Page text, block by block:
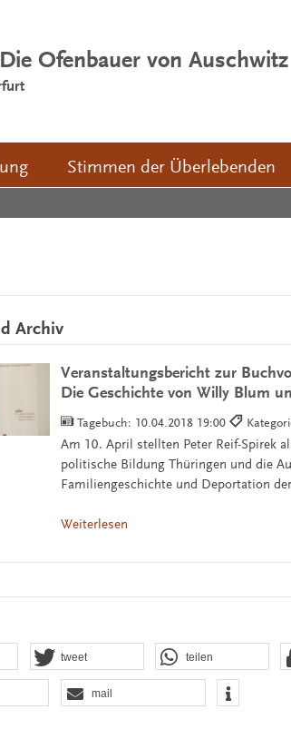
Ofenbauer von Auschwitz
Stimmen der Überlebenden
Archiv
Veranstaltungsbericht zur
Die Geschichte von Willy Blum
Tagebuch: 10.04.2018 19:00
Am 10. April stellten Peter Reif-Spirek
politische Bildung Thüringen und die
Familiengeschichte und Deportation
Weiterlesen
tweet teilen
mail